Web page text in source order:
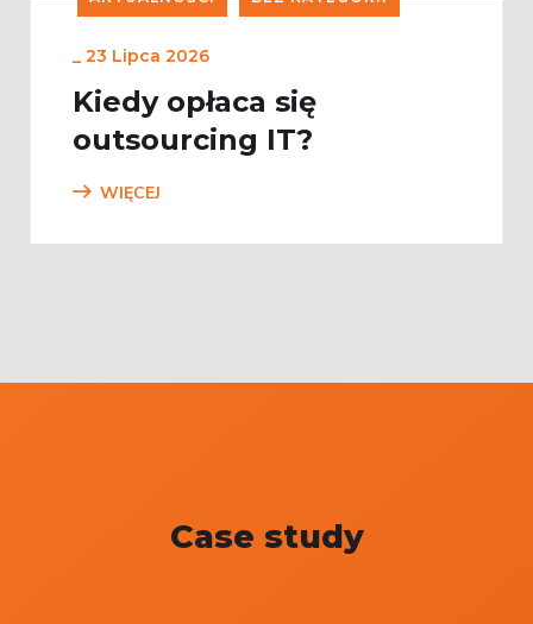
_ 23 Lipca 2026
Kiedy opłaca się
outsourcing IT?
WIĘCEJ
Case study